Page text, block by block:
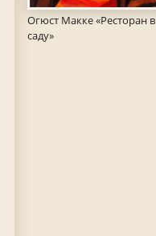
Огюст Макке «Ресторан в
саду»